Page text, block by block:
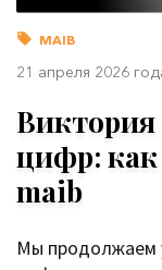
MAIB
21 апреля 2026
Виктория
цифр: как
maib
Мы продолжаем